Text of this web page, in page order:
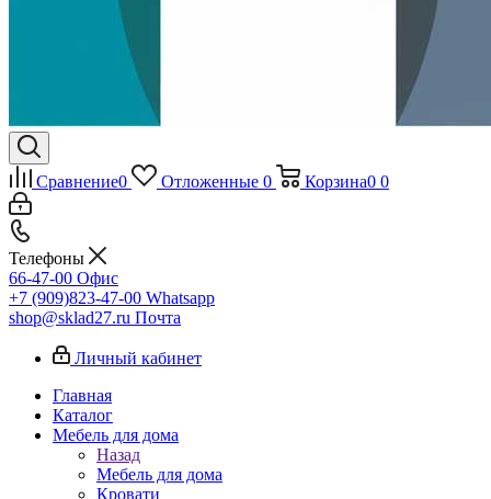
Сравнение0 Отложенные 0 Корзина0 0
Телефоны
66-47-00 Офис
+7 (909)823-47-00 Whatsapp
shop@sklad27.ru Почта
Личный кабинет
Главная
Каталог
Мебель для дома
Назад
Мебель для дома
Кровати